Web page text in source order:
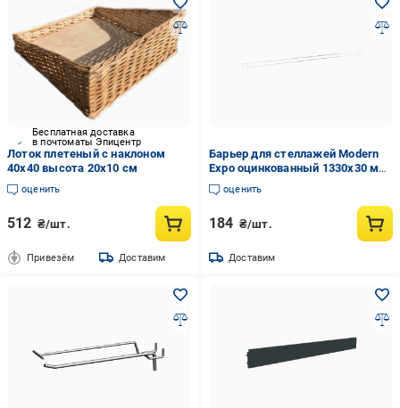
Бесплатная доставка
в почтоматы Эпицентр
Лоток плетеный с наклоном
40x40 высота 20x10 см
оценить
512 ₴/шт.
Привезём Доставим
Барьер для стеллажей Modern
Expo оцинкованный 1330х30 мм
(24-6-25)
оценить
184 ₴/шт.
Доставим